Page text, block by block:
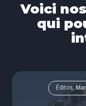
Voici
qui
Éditos,